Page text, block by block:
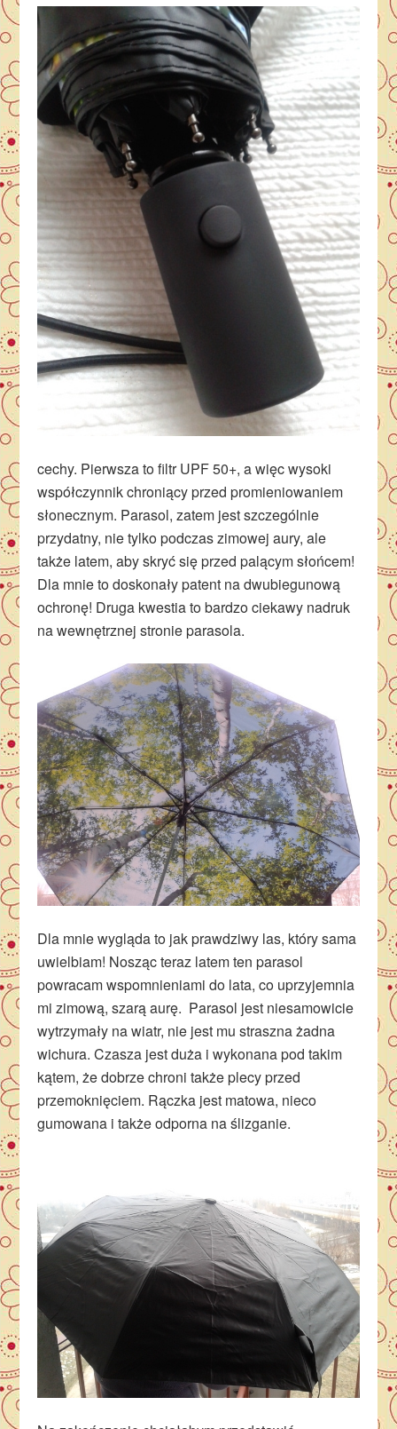
cechy. Pierwsza to filtr UPF 50+, a więc wysoki
współczynnik chroniący przed promieniowaniem
słonecznym. Parasol, zatem jest szczególnie
przydatny, nie tylko podczas zimowej aury, ale
także latem, aby skryć się przed palącym słońcem!
Dla mnie to doskonały patent na dwubiegunową
ochronę! Druga kwestia to bardzo ciekawy nadruk
na wewnętrznej stronie parasola.
Dla mnie wygląda to jak prawdziwy las, który sama
uwielbiam! Nosząc teraz latem ten parasol
powracam wspomnieniami do lata, co uprzyjemnia
mi zimową, szarą aurę. Parasol jest niesamowicie
wytrzymały na wiatr, nie jest mu straszna żadna
wichura. Czasza jest duża i wykonana pod takim
kątem, że dobrze chroni także plecy przed
przemoknięciem. Rączka jest matowa, nieco
gumowana i także odporna na ślizganie.